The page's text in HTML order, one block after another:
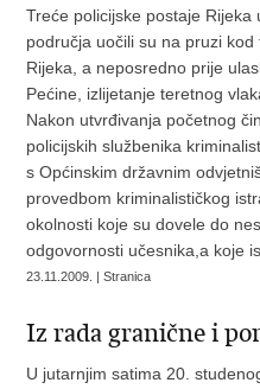
Treće policijske postaje
područja uočili su na pruzi
Rijeka, a neposredno prije
Pećine, izlijetanje teretnog
Nakon utvrđivanja početnog
policijskih službenika
s Općinskim državnim
provedbom kriminalističkog
okolnosti koje su dovele do
odgovornosti učesnika,a koje
23.11.2009. | Stranica
Iz rada granične i
U jutarnjim satima 20.